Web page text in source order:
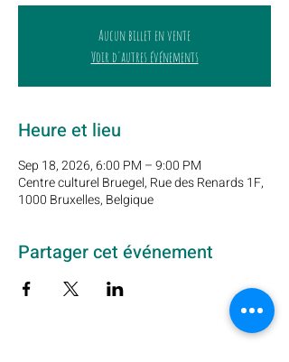
Aucun billet en vente
Voir d'autres événements
Heure et lieu
Sep 18, 2026, 6:00 PM – 9:00 PM
Centre culturel Bruegel, Rue des Renards 1F,
1000 Bruxelles, Belgique
Partager cet événement